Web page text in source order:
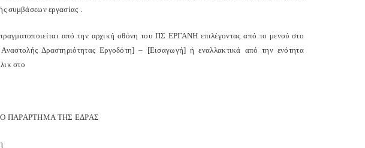
συμβάσεων εργασίας .
από την αρχική οθόνη του ΠΣ ΕΡΓΑΝΗ επιλέγοντας από το μενού στο
Δραστηριότητας Εργοδότη] – [Εισαγωγή] ή εναλλακτικά από την ενότητα
στο
ΠΑΡΑΡΤΗΜΑ ΤΗΣ ΕΔΡΑΣ